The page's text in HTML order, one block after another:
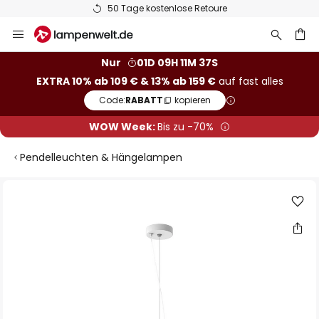
50 Tage kostenlose Retoure
Inhalt
Nur
01D 09H 11M 37S
EXTRA 10% ab 109 € & 13% ab 159 €auf fast alles
Code:RABATT kopieren
WOW Week:Bis zu -70%
Pendelleuchten & Hängelampen